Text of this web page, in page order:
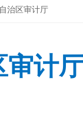
治区审计厅
计